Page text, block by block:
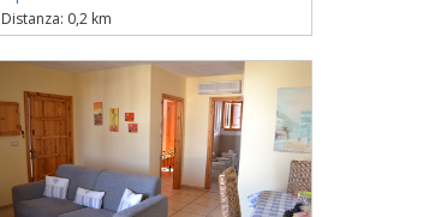
Distanza: 0,2 km